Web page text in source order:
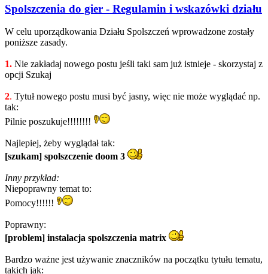
Spolszczenia do gier - Regulamin i wskazówki działu
W celu uporządkowania Działu Spolszczeń wprowadzone zostały
poniższe zasady.
1. Nie zakładaj nowego postu jeśli taki sam już istnieje - skorzystaj z
opcji Szukaj
2. Tytuł nowego postu musi być jasny, więc nie może wyglądać np.
tak:
Pilnie poszukuje!!!!!!!!
Najlepiej, żeby wyglądał tak:
[szukam] spolszczenie doom 3
Inny przykład:
Niepoprawny temat to:
Pomocy!!!!!!
Poprawny:
[problem] instalacja spolszczenia matrix
Bardzo ważne jest używanie znaczników na początku tytułu tematu,
takich jak: